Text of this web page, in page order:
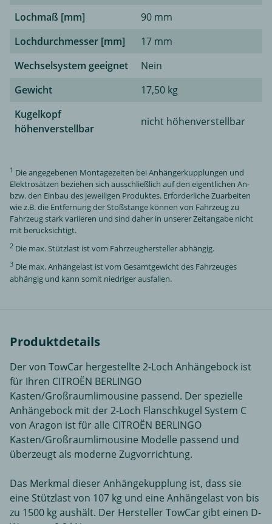
Lochmaß [mm]
90 mm
Lochdurchmesser [mm]
17 mm
Wechselsystem geeignet
Nein
Gewicht
17,50 kg
Kugelkopf
höhenverstellbar
nicht höhenverstellbar
1 Die angegebenen Montagezeiten bei Anhängerkupplungen und
Elektrosätzen beziehen sich ausschließlich auf den eigentlichen An-
bzw. den Einbau des jeweiligen Produktes. Erforderliche Zuarbeiten
wie z.B. die Entfernung der Stoßstange können von Fahrzeug zu
Fahrzeug stark variieren und sind daher in unserer Zeitangabe nicht
mit berücksichtigt.
2 Die max. Stützlast ist vom Fahrzeughersteller abhängig.
3 Die max. Anhängelast ist vom Gesamtgewicht des Fahrzeuges
abhängig und kann somit niedriger ausfallen.
Produktdetails
Der von TowCar hergestellte 2-Loch Anhängebock ist
für Ihren CITROËN BERLINGO
Kasten/Großraumlimousine passend. Der spezielle
Anhängebock mit der 2-Loch Flanschkugel System C
von Aragon ist für alle CITROËN BERLINGO
Kasten/Großraumlimousine Modelle passend und
überzeugt als moderne Zugvorrichtung.
Das Merkmal dieser Anhängekupplung ist, dass sie
eine Stützlast von 107 kg und eine Anhängelast von bis
zu 1500 kg aushält. Der Hersteller TowCar gibt einen D-